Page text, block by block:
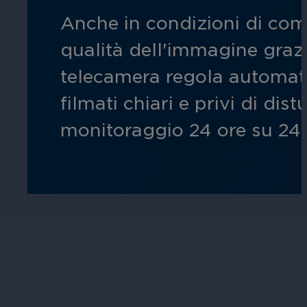
Assicura la sicurezza di scuole,
apprendimento, nel rispetto della
Anche in condizioni di
qualità dell'immagine
telecamera regola
filmati chiari e privi di
monitoraggio 24 ore su